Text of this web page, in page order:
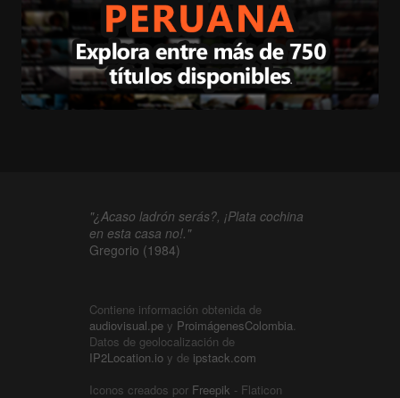
"¿Acaso ladrón serás?, ¡Plata cochina
en esta casa no!."
Gregorio (1984)
Contiene información obtenida de
audiovisual.pe y ProimágenesColombia
Datos de geolocalización de
IP2Location.io y de ipstack.com
Iconos creados por Freepik - Flaticon